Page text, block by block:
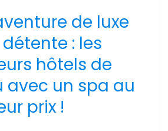
de luxe
: les
hôtels de
avec un spa au
prix !